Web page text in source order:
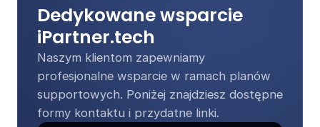
Dedykowane wsparcie
iPartner.tech
Naszym klientom zapewniamy
profesjonalne wsparcie w ramach planów
supportowych. Poniżej znajdziesz dostępne
formy kontaktu i przydatne linki.